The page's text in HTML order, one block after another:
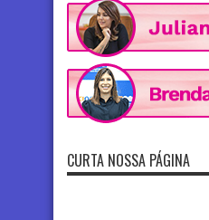
CURTA NOSSA PÁGINA